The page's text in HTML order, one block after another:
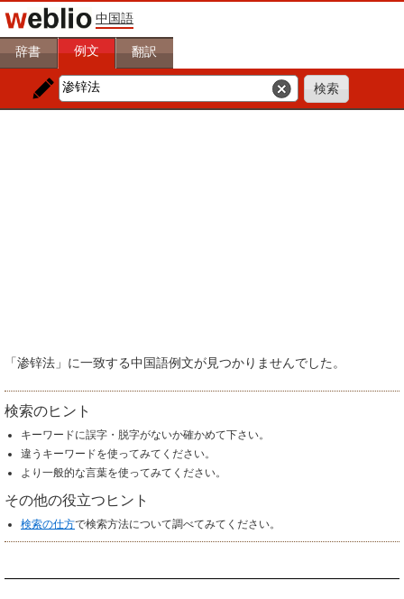
中国語
辞書 例文 翻訳
「渗锌法」に一致する中国語例文が見つかりませんでした。
検索のヒント
キーワードに誤字・脱字がないか確かめて下さい。
違うキーワードを使ってみてください。
より一般的な言葉を使ってみてください。
その他の役立つヒント
検索の仕方で検索方法について調べてみてください。